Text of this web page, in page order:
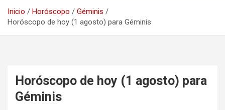
Inicio Horóscopo
Géminis
Horóscopo de hoy (1 agosto) para Géminis
Horóscopo de hoy (1 agosto) para
Géminis